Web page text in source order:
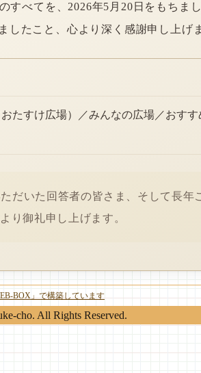
すべてを、2026年5月20日をもちま
たこと、心より深く感謝申し上げ
たすけ広場）／みんなの広場／おすす
だいた回答者の皆さま、そして長年
り御礼申し上げます。
BOX」で構築しています
cho. All Rights Reserved.